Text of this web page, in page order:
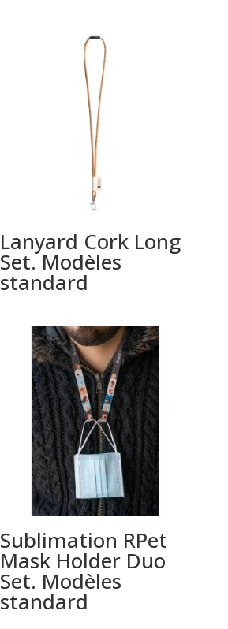
Lanyard Cork Long
Set. Modèles
standard
Sublimation RPet
Mask Holder Duo
Set. Modèles
standard